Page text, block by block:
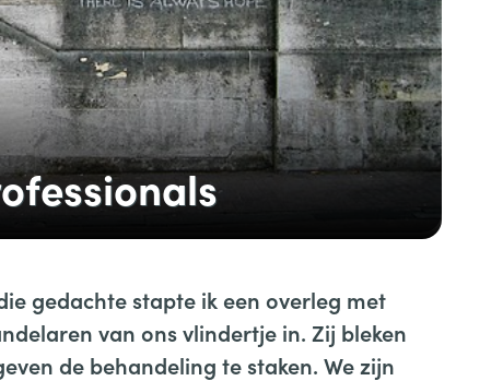
gedachte stapte ik een overleg met
van ons vlindertje in. Zij bleken
de behandeling te staken. We zijn